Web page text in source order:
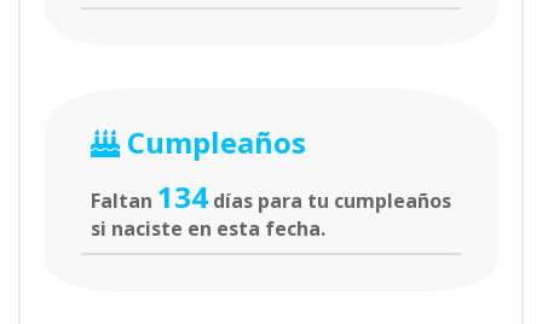
Cumpleaños
Faltan 134 días para tu cumpleaños
si naciste en esta fecha.